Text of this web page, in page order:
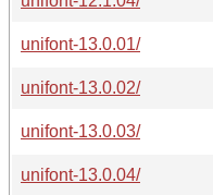
unifont-13.0.01/
unifont-13.0.02/
unifont-13.0.03/
unifont-13.0.04/